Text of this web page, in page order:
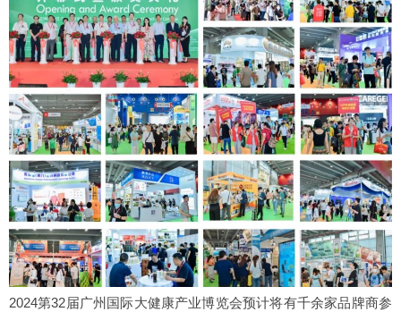
2024第32届广州国际大健康产业博览会预计将有千余家品牌商参